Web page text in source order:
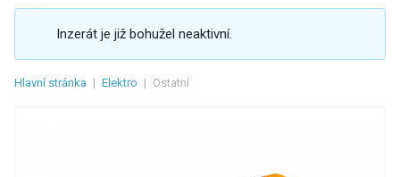
Inzerát je již bohužel neaktivní.
Hlavní stránka | Elektro | Ostatní